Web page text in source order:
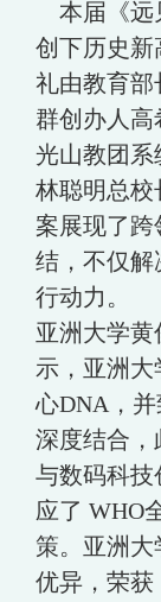
本届《远
创下历史新
礼由教育部
群创办人
光山教团系
林聪明总校
案展现了跨
结，不仅解
行动力。
亚洲大学
示，亚洲
心DNA，
深度结合，
与数码科技
应了 WHO
策。亚洲
优异，荣获